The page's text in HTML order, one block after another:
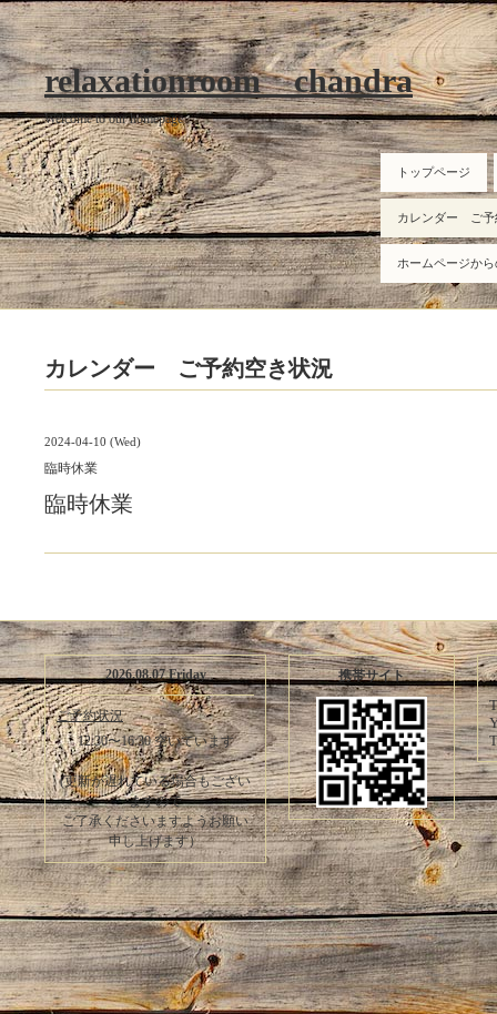
relaxationroom chandra
Welcome to our homepage
トップページ
カレンダー ご予
ホームページか
カレンダー ご予約空き状況
2024-04-10 (Wed)
臨時休業
臨時休業
2026.08.07 Friday
ご予約状況
12:30〜16:30 空いています
(更新が遅れている場合もござい
ますので
ご了承くださいますようお願い
申し上げます）
携帯サイト